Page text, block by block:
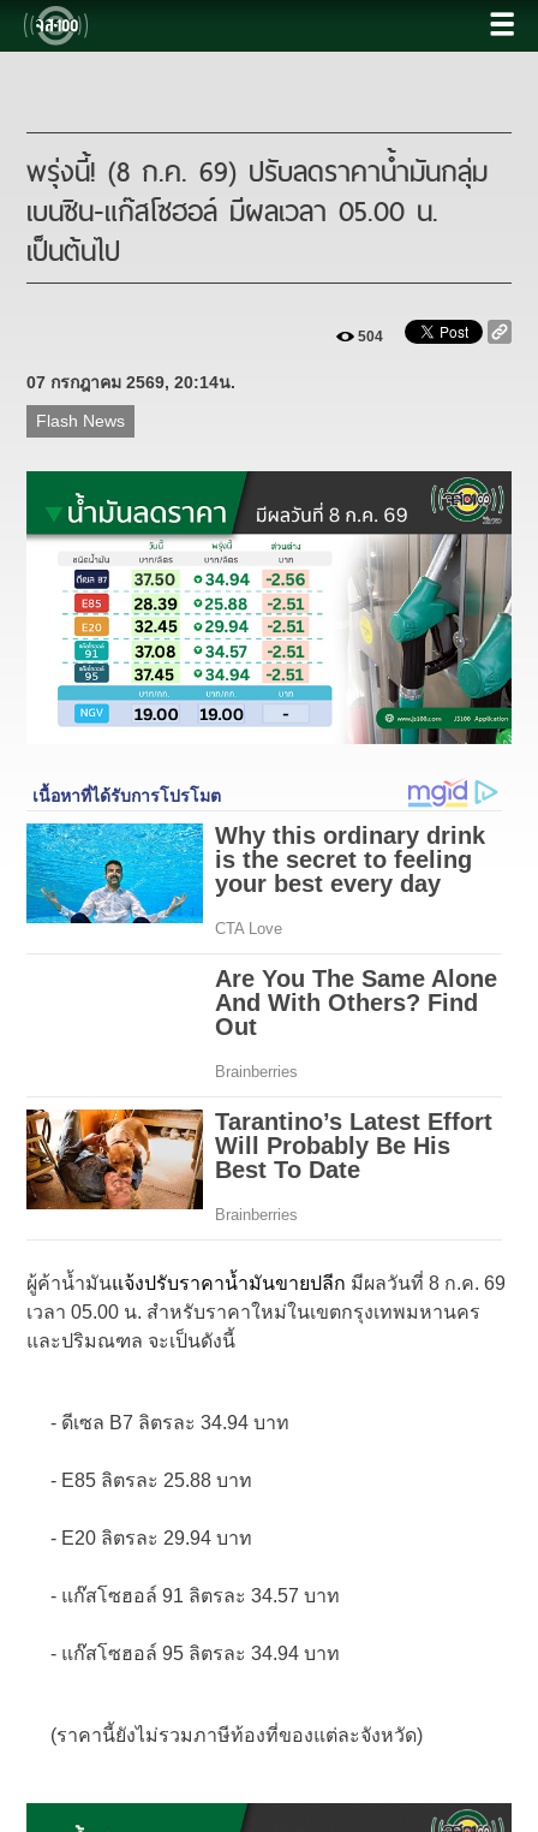
พรุ่งนี้! (8 ก.ค. 69) ปรับลดราคาน้ำมันกลุ่ม
เบนซิน-แก๊สโซฮอล์ มีผลเวลา 05.00 น.
เป็นต้นไป
504
07 กรกฎาคม 2569, 20:14น.
Flash News
ผู้ค้าน้ำมันแจ้งปรับราคาน้ำมันขายปลีก มีผลวันที่ 8 ก.ค. 69
เวลา 05.00 น. สำหรับราคาใหม่ในเขตกรุงเทพมหานคร
และปริมณฑล จะเป็นดังนี้
- ดีเซล B7 ลิตรละ 34.94 บาท
- E85 ลิตรละ 25.88 บาท
- E20 ลิตรละ 29.94 บาท
- แก๊สโซฮอล์ 91 ลิตรละ 34.57 บาท
- แก๊สโซฮอล์ 95 ลิตรละ 34.94 บาท
(ราคานี้ยังไม่รวมภาษีท้องที่ของแต่ละจังหวัด)